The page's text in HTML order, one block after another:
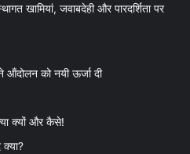
खामियां, जवाबदेही और पारदर्शिता पर
को नयी ऊर्जा दी
क्यों और कैसे!